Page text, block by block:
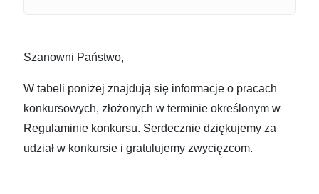
Szanowni Państwo,
W tabeli poniżej znajdują się informacje o pracach
konkursowych, złożonych w terminie określonym w
Regulaminie konkursu. Serdecznie dziękujemy za
udział w konkursie i gratulujemy zwycięzcom.